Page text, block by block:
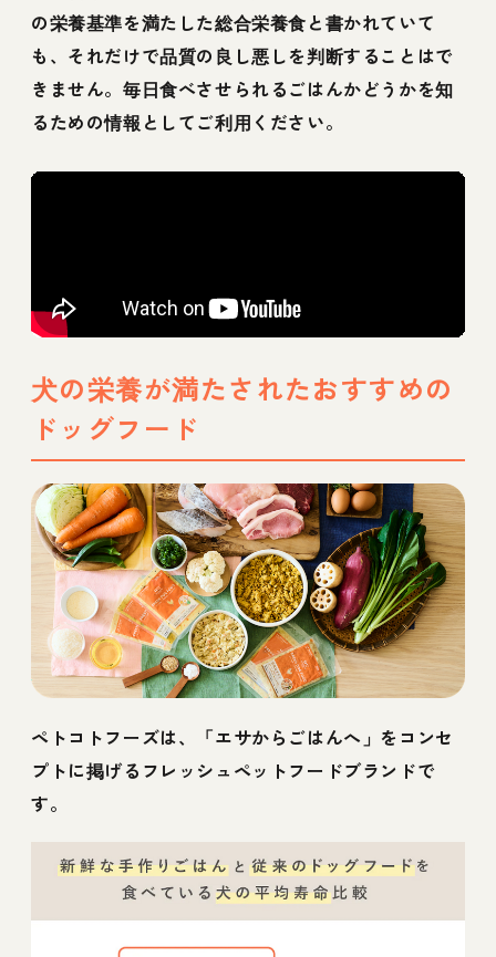
の栄養基準を満たした総合栄養食と書かれていて
も、それだけで品質の良し悪しを判断することはで
きません。毎日食べさせられるごはんかどうかを知
るための情報としてご利用ください。
犬の栄養が満たされたおすすめの
ドッグフード
ペトコトフーズは、「エサからごはんへ」をコンセ
プトに掲げるフレッシュペットフードブランドで
す。